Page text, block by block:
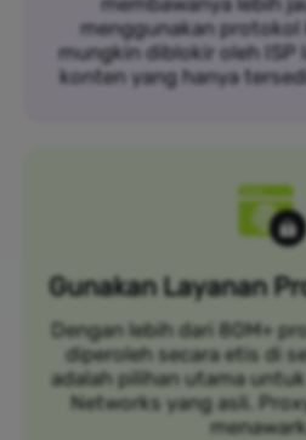
menggunakan
mungkin diblokir oleh ISP
konten yang hanya
Gunakan Layanan
Dengan lebih dari 80M+
diperoleh secara etis di
adalah pilihan utama
Networks yang asli.